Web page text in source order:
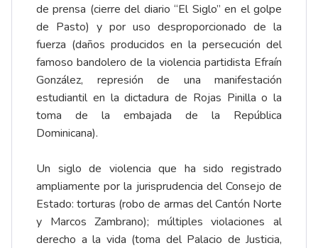
de prensa (cierre del diario “El Siglo” en el golpe
de Pasto) y por uso desproporcionado de la
fuerza (daños producidos en la persecución del
famoso bandolero de la violencia partidista Efraín
González, represión de una manifestación
estudiantil en la dictadura de Rojas Pinilla o la
toma de la embajada de la República
Dominicana).
Un siglo de violencia que ha sido registrado
ampliamente por la jurisprudencia del Consejo de
Estado: torturas (robo de armas del Cantón Norte
y Marcos Zambrano); múltiples violaciones al
derecho a la vida (toma del Palacio de Justicia,